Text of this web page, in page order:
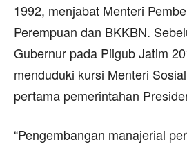
1992, menjabat Menteri
Perempuan dan BKKBN.
Gubernur pada Pilgub Jatim
menduduki kursi Menteri
pertama pemerintahan
“Pengembangan manajerial